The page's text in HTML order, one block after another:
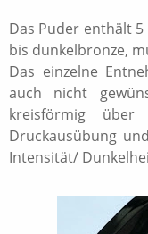
Das Puder enthält
bis dunkelbronze,
Das einzelne
auch nicht
kreisförmig
Druckausübung
Intensität/